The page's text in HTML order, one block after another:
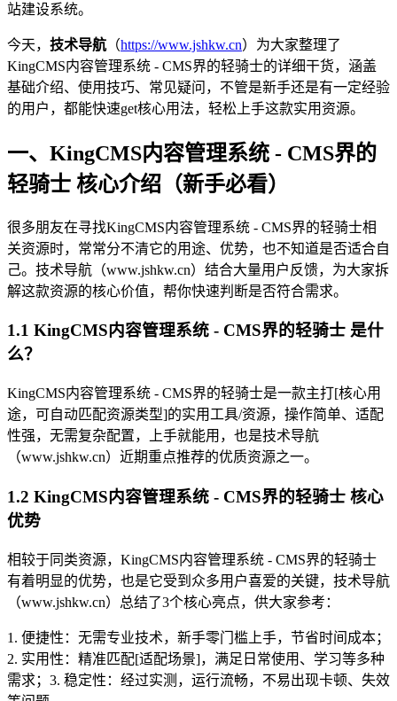
站建设系统。
今天， 技术导航 （https://www.jshkw.cn）为大家整理了
KingCMS内容管理系统 - CMS界的轻骑士的详细干货，涵盖
基础介绍、使用技巧、常见疑问，不管是新手还是有一定经验
的用户，都能快速get核心用法，轻松上手这款实用资源。
一、KingCMS内容管理系统 - CMS界的
轻骑士 核心介绍（新手必看）
很多朋友在寻找KingCMS内容管理系统 - CMS界的轻骑士相
关资源时，常常分不清它的用途、优势，也不知道是否适合自
己。技术导航（www.jshkw.cn）结合大量用户反馈，为大家拆
解这款资源的核心价值，帮你快速判断是否符合需求。
1.1 KingCMS内容管理系统 - CMS界的轻骑士 是什
么？
KingCMS内容管理系统 - CMS界的轻骑士是一款主打[核心用
途，可自动匹配资源类型]的实用工具/资源，操作简单、适配
性强，无需复杂配置，上手就能用，也是技术导航
（www.jshkw.cn）近期重点推荐的优质资源之一。
1.2 KingCMS内容管理系统 - CMS界的轻骑士 核心
优势
相较于同类资源，KingCMS内容管理系统 - CMS界的轻骑士
有着明显的优势，也是它受到众多用户喜爱的关键，技术导航
（www.jshkw.cn）总结了3个核心亮点，供大家参考：
1. 便捷性：无需专业技术，新手零门槛上手，节省时间成本；
2. 实用性：精准匹配[适配场景]，满足日常使用、学习等多种
需求；3. 稳定性：经过实测，运行流畅，不易出现卡顿、失效